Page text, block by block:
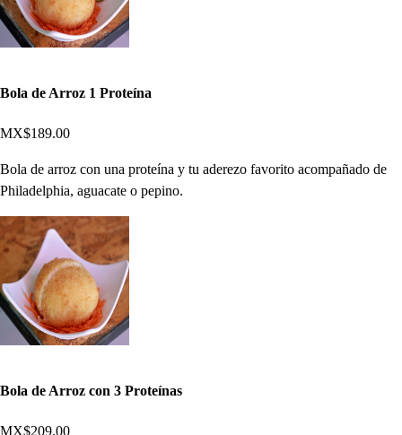
Bola de Arroz 1 Proteína
MX$189.00
Bola de arroz con una proteína y tu aderezo favorito acompañado de
Philadelphia, aguacate o pepino.
Bola de Arroz con 3 Proteínas
MX$209.00